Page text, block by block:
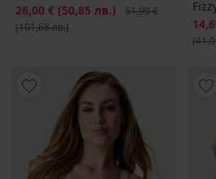
Намаление
26,00 € (50,85 лв.) Първоначална цена
51,99 €
(101,68 лв.)